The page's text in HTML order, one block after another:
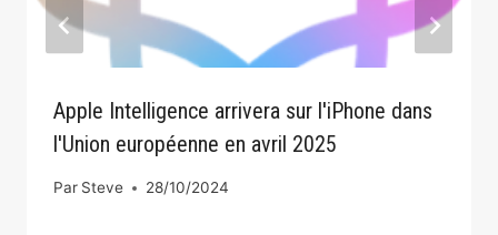
Apple Intelligence arrivera sur l'iPhone dans
l'Union européenne en avril 2025
Par Steve 28/10/2024